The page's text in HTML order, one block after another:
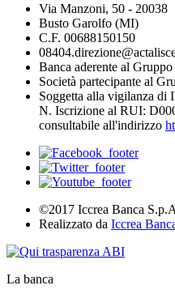
Via Manzoni, 50 - 20038
Busto Garolfo (MI)
C.F. 00688150150
Banca aderente al
Società partecipante al
Soggetta alla vigilanza di
N. Iscrizione al RUI:
consultabile all'indirizzo
©2017 Iccrea Banca S.p.A
Realizzato da Iccrea
La banca